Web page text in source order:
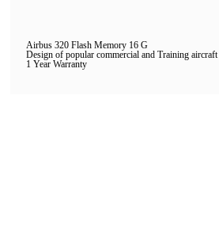
Airbus 320 Flash Memory 16 G
Design of popular commercial and Training
1 Year Warranty